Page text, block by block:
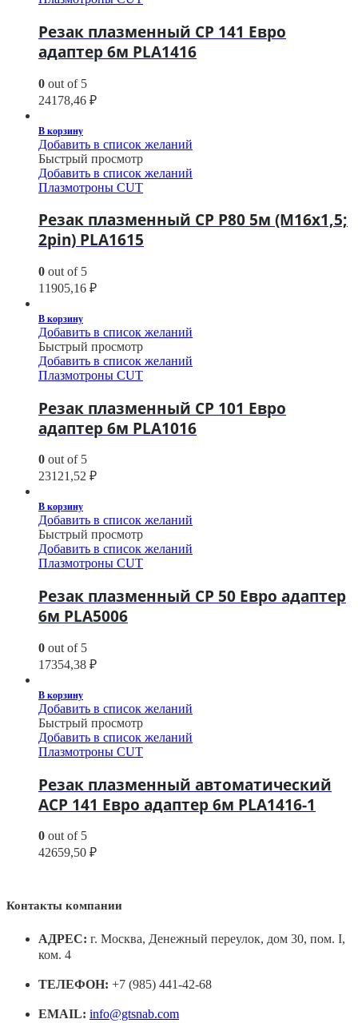
Резак плазменный CP 141 Евро
адаптер 6м PLA1416
0 out of 5
24178,46 ₽
В корзину
Добавить в список желаний
Быстрый просмотр
Добавить в список желаний
Плазмотроны CUT
Резак плазменный CP P80 5м (M16х1,5;
2pin) PLA1615
0 out of 5
11905,16 ₽
В корзину
Добавить в список желаний
Быстрый просмотр
Добавить в список желаний
Плазмотроны CUT
Резак плазменный CP 101 Евро
адаптер 6м PLA1016
0 out of 5
23121,52 ₽
В корзину
Добавить в список желаний
Быстрый просмотр
Добавить в список желаний
Плазмотроны CUT
Резак плазменный CP 50 Евро адаптер
6м PLA5006
0 out of 5
17354,38 ₽
В корзину
Добавить в список желаний
Быстрый просмотр
Добавить в список желаний
Плазмотроны CUT
Резак плазменный автоматический
ACP 141 Евро адаптер 6м PLA1416-1
0 out of 5
42659,50 ₽
Контакты компании
АДРЕС: г. Москва, Денежный переулок, дом 30, пом. I,
ком. 4
ТЕЛЕФОН: +7 (985) 441-42-68
EMAIL: info@gtsnab.com